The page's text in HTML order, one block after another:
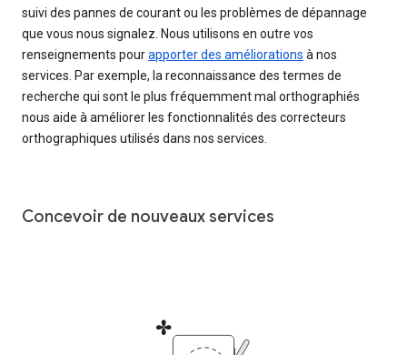
suivi des pannes de courant ou les problèmes de dépannage
que vous nous signalez. Nous utilisons en outre vos
renseignements pourapporter des améliorations à nos
services. Par exemple, la reconnaissance des termes de
recherche qui sont le plus fréquemment mal orthographiés
nous aide à améliorer les fonctionnalités des correcteurs
orthographiques utilisés dans nos services.
Concevoir de nouveaux services